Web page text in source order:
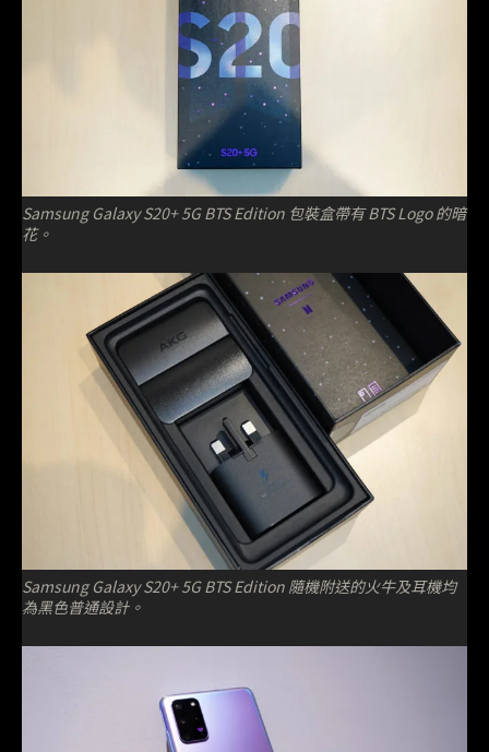
Samsung Galaxy S20+ 5G BTS Edition 包裝盒帶有 BTS Logo 的暗
花。
Samsung Galaxy S20+ 5G BTS Edition 隨機附送的火牛及耳機均
為黑色普通設計。